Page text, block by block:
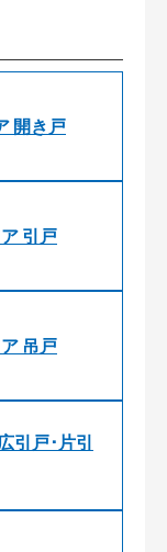
開き戸
引戸
吊戸
引戸･片引